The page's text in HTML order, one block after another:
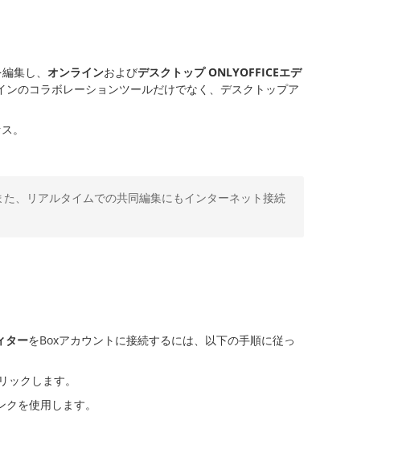
集し、 オンラインおよびデスクトップ ONLYOFFICEエデ
のコラボレーションツールだけでなく、デスクトップア
。
、リアルタイムでの共同編集にもインターネット接続
ターをBoxアカウントに接続するには、以下の手順に従っ
ックします。
クを使用します。